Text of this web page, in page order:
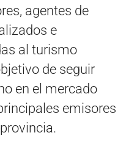
agentes de
e
al turismo
de seguir
en el mercado
emisores